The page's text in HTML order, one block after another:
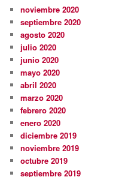
noviembre 2020
septiembre 2020
agosto 2020
julio 2020
junio 2020
mayo 2020
abril 2020
marzo 2020
febrero 2020
enero 2020
diciembre 2019
noviembre 2019
octubre 2019
septiembre 2019